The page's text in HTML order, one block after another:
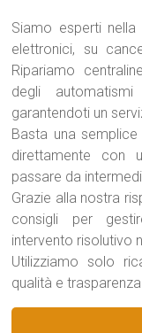
Siamo esperti
elettronici, su
Ripariamo
degli
garantendoti un
Basta una
direttamente con
passare da
Grazie alla nostra
consigli per
intervento risolutivo
Utilizziamo solo
qualità e